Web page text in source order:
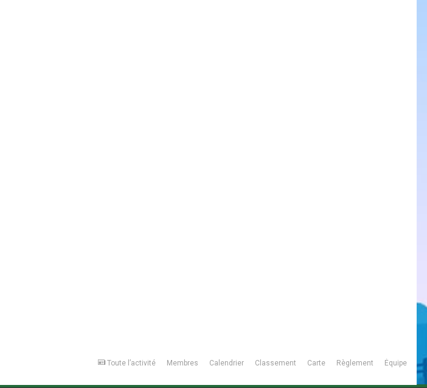
Toute l’activité Membres Calendrier Classement Carte Règlement Équipe